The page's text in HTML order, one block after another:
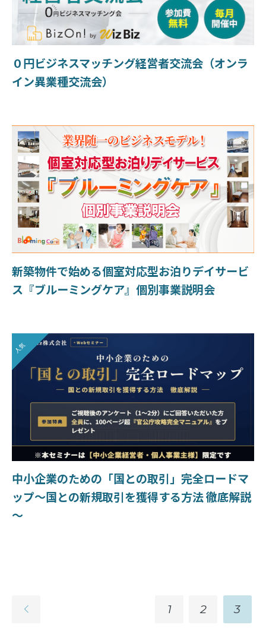
０円ビジネスマッチング経営者交流会（オンラ
イン異業種交流会）
新築物件で始める個室対応型お泊りデイサービ
ス『ブルーミングケア』個別事業説明会
人気
中小企業のための「国との取引」完全ロードマ
ップ～国との新規取引を獲得する方法 徹底解説
～
1 2 3